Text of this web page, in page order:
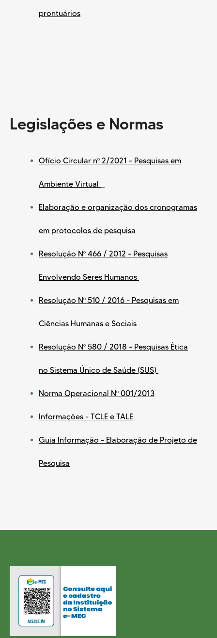
prontuários
Legislações e Normas
Ofício Circular nº 2/2021 - Pesquisas em
Ambiente Virtual
Elaboração e organização dos cronogramas
em protocolos de pesquisa
Resolução Nº 466 / 2012 - Pesquisas
Envolvendo Seres Humanos
Resolução Nº 510 / 2016 - Pesquisas em
Ciências Humanas e Sociais
Resolução Nº 580 / 2018 - Pesquisas Ética
no Sistema Único de Saúde (SUS)
Norma Operacional Nº 001/2013
Informações - TCLE e TALE
Guia Informação - Elaboração de Projeto de
Pesquisa